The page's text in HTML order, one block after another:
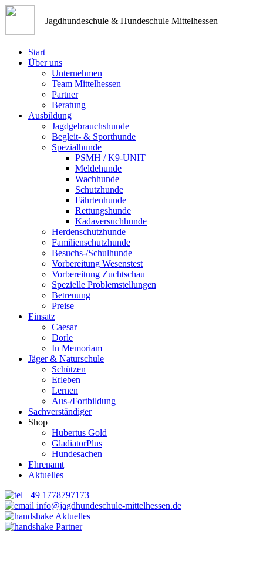
Jagdhundeschule & Hundeschule Mittelhessen
Start
Über uns
Unternehmen
Team Mittelhessen
Partner
Beratung
Ausbildung
Jagdgebrauchshunde
Begleit- & Sporthunde
Spezialhunde
PSMH / K9-UNIT
Meldehunde
Wachhunde
Schutzhunde
Fährtenhunde
Rettungshunde
Kadaversuchhunde
Herdenschutzhunde
Familienschutzhunde
Besuchs-/Schulhunde
Vorbereitung Wesenstest
Vorbereitung Zuchtschau
Spezielle Problemstellungen
Betreuung
Preise
Einsatz
Caesar
Dorle
In Memoriam
Jäger & Naturschule
Schützen
Erleben
Lernen
Aus-/Fortbildung
Sachverständiger
Shop
Hubertus Gold
GladiatorPlus
Hundesachen
Ehrenamt
Aktuelles
+49 1778797173
info@jagdhundeschule-mittelhessen.de
Aktuelles
Partner